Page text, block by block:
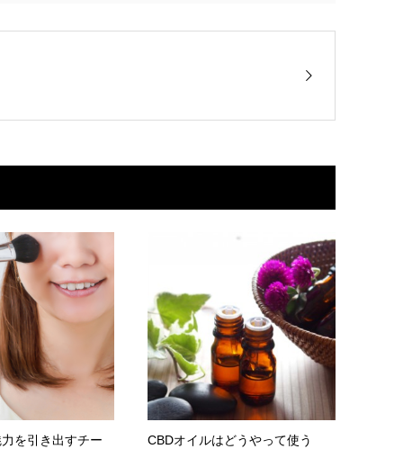
を引き出すチー
CBDオイルはどうやって使う